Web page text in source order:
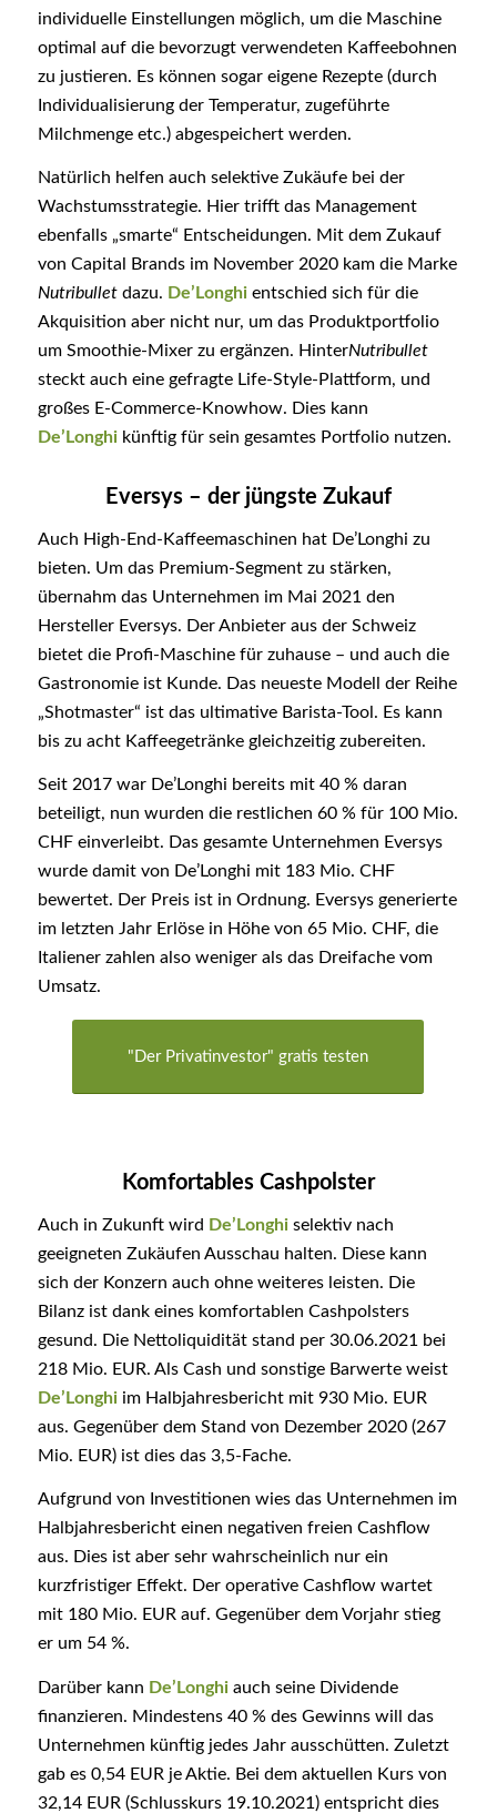
individuelle Einstellungen möglich, um die Maschine
optimal auf die bevorzugt verwendeten Kaffeebohnen
zu justieren. Es können sogar eigene Rezepte (durch
Individualisierung der Temperatur, zugeführte
Milchmenge etc.) abgespeichert werden.
Natürlich helfen auch selektive Zukäufe bei der
Wachstumsstrategie. Hier trifft das Management
ebenfalls „smarte“ Entscheidungen. Mit dem Zukauf
von Capital Brands im November 2020 kam die Marke
Nutribullet dazu. De’Longhi entschied sich für die
Akquisition aber nicht nur, um das Produktportfolio
um Smoothie-Mixer zu ergänzen. HinterNutribullet
steckt auch eine gefragte Life-Style-Plattform, und
großes E-Commerce-Knowhow. Dies kann
De’Longhi künftig für sein gesamtes Portfolio nutzen.
Eversys – der jüngste Zukauf
Auch High-End-Kaffeemaschinen hat De’Longhi zu
bieten. Um das Premium-Segment zu stärken,
übernahm das Unternehmen im Mai 2021 den
Hersteller Eversys. Der Anbieter aus der Schweiz
bietet die Profi-Maschine für zuhause – und auch die
Gastronomie ist Kunde. Das neueste Modell der Reihe
„Shotmaster“ ist das ultimative Barista-Tool. Es kann
bis zu acht Kaffeegetränke gleichzeitig zubereiten.
Seit 2017 war De’Longhi bereits mit 40 % daran
beteiligt, nun wurden die restlichen 60 % für 100 Mio.
CHF einverleibt. Das gesamte Unternehmen Eversys
wurde damit von De’Longhi mit 183 Mio. CHF
bewertet. Der Preis ist in Ordnung. Eversys generierte
im letzten Jahr Erlöse in Höhe von 65 Mio. CHF, die
Italiener zahlen also weniger als das Dreifache vom
Umsatz.
"Der Privatinvestor" gratis testen
Komfortables Cashpolster
Auch in Zukunft wird De’Longhi selektiv nach
geeigneten Zukäufen Ausschau halten. Diese kann
sich der Konzern auch ohne weiteres leisten. Die
Bilanz ist dank eines komfortablen Cashpolsters
gesund. Die Nettoliquidität stand per 30.06.2021 bei
218 Mio. EUR. Als Cash und sonstige Barwerte weist
De’Longhi im Halbjahresbericht mit 930 Mio. EUR
aus. Gegenüber dem Stand von Dezember 2020 (267
Mio. EUR) ist dies das 3,5-Fache.
Aufgrund von Investitionen wies das Unternehmen im
Halbjahresbericht einen negativen freien Cashflow
aus. Dies ist aber sehr wahrscheinlich nur ein
kurzfristiger Effekt. Der operative Cashflow wartet
mit 180 Mio. EUR auf. Gegenüber dem Vorjahr stieg
er um 54 %.
Darüber kann De’Longhiauch seine Dividende
finanzieren. Mindestens 40 % des Gewinns will das
Unternehmen künftig jedes Jahr ausschütten. Zuletzt
gab es 0,54 EUR je Aktie. Bei dem aktuellen Kurs von
32,14 EUR (Schlusskurs 19.10.2021) entspricht dies